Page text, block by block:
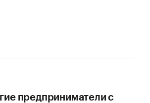
предприниматели с